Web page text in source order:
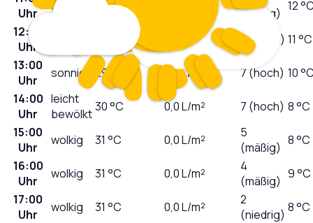
Uhr
sonnig 26°C
(mäßig) 12
12:00
Uhr
L/m² 6 (hoch) 11 °C
13:00
Uhr
sonnig 29 °C 0,0L/m² 7 (hoch) 10
14:00
Uhr
leicht
bewölkt30°C 0,0L/m² 7 (hoch) 8 °C
15:00
Uhr
wolkig 31 °C 0,0L/m²
5
(mäßig) 8 °C
16:00
Uhr
wolkig 31 °C 0,0L/m²
4
(mäßig) 9 °C
17:00
Uhr
wolkig 31 °C 0,0L/m²
2
(niedrig) 8 °C